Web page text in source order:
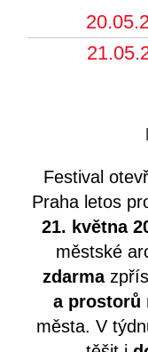
Festival
Praha letos
21. května
městské
zdarma
a prostorů
města. V